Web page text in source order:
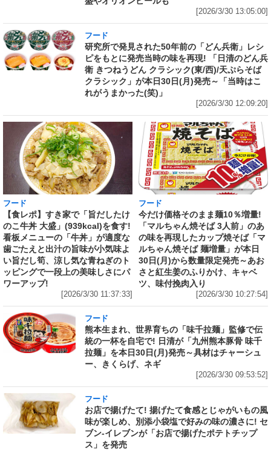
[2026/3/30 13:05:00]
フード
研究所で発見された50年前の「どん兵衛」レシ
ピをもとに発売当時の味を再現! 「日清のどん兵
衛 きつねうどん クラシック(東/西)/天ぷらそば
クラシック」が本日30日(月)発売～「当時はこ
れがうまかった(笑)」
[2026/3/30 12:09:20]
フード
【食レポ】すき家で「旨だしたけ
のこ牛丼 大盛」(939kcal)を食す!
看板メニューの「牛丼」が適度な
歯ごたえと出汁の旨味が小気味よ
い旨だし筍、涼し気な青ねぎのト
ッピングで一段上の美味しさにパ
ワーアップ!
[2026/3/30 11:37:33]
フード
今だけ価格そのまま麺10％増量!
「マルちゃん焼そば 3人前」のあ
の味を再現したカップ焼そば「マ
ルちゃん焼そば 麺増量」が本日
30日(月)から数量限定発売～あお
さと紅生姜のふりかけ、キャベ
ツ、味付挽肉入り
[2026/3/30 10:27:54]
フード
熊本生まれ、世界育ちの「味千拉麺」監修で伝
統の一杯を自宅で! 日清が「九州熊本豚骨 味千
拉麺」を本日30日(月)発売～具材はチャーシュ
ー、きくらげ、ネギ
[2026/3/30 09:53:52]
フード
お店で揚げたて! 揚げたて食感とじゃがいもの風
味が楽しめ、別添小袋塩で好みの味の濃さに! セ
ブン‐イレブンが「お店で揚げたポテトチップ
ス」を発売